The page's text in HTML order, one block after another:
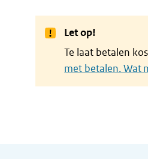
Let op!
Te laat betalen
met betalen. Wat